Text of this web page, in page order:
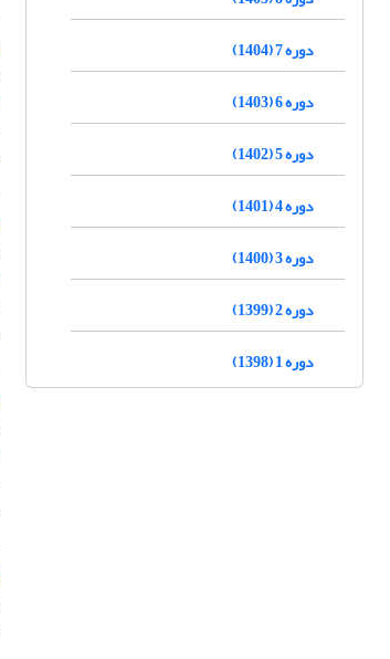
دوره 7 (1404)
دوره 6 (1403)
دوره 5 (1402)
دوره 4 (1401)
دوره 3 (1400)
دوره 2 (1399)
دوره 1 (1398)